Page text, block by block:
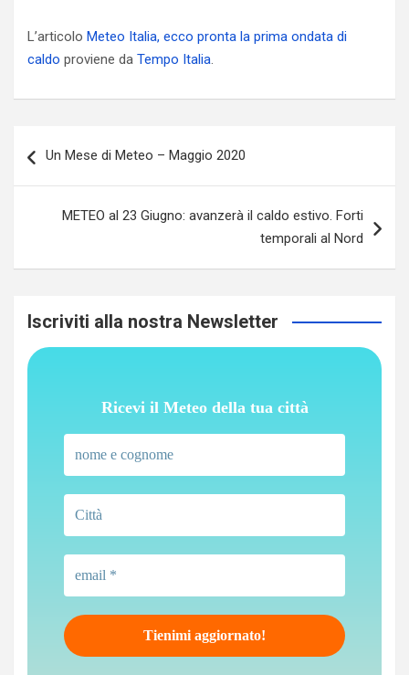
L’articolo Meteo Italia, ecco pronta la prima ondata di
caldo proviene da Tempo Italia.
articoli
Un Mese di Meteo – Maggio 2020
METEO al 23 Giugno: avanzerà il caldo estivo. Forti
temporali al Nord
Iscriviti alla nostra Newsletter
Ricevi il Meteo della tua città